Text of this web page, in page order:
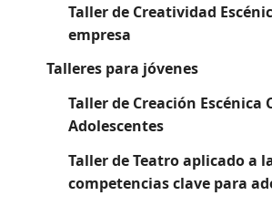
Taller de Creatividad
empresa
Talleres para jóvenes
Taller de Creación Escénica
Adolescentes
Taller de Teatro aplicado a
competencias clave para